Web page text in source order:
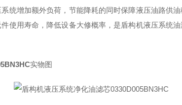
统增加额外负荷，节能降耗的同时保障液压油路供
使用寿命，降低设备大修概率，是盾构机液压系统
实物图